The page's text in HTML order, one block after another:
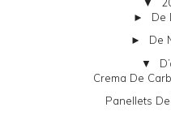
▼
► De
► De
▼
Crema De
Panellets